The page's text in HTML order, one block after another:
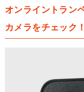
オンライントラン
カメラをチェック！